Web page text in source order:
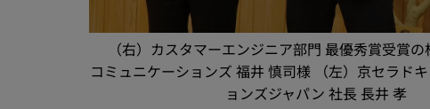
（右）カスタマーエンジニア部門 最優秀賞受賞
コミュニケーションズ 福井 慎司様 （左）京セラド
ョンズジャパン 社長 長井 孝